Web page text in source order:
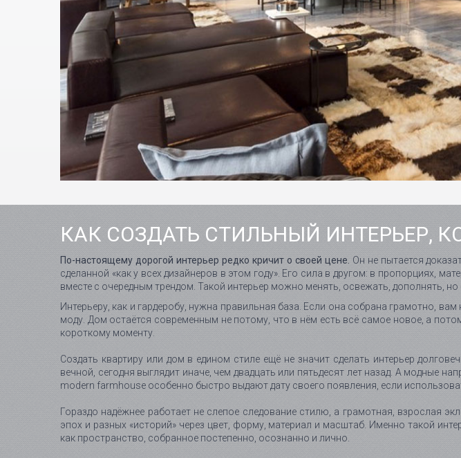
КАК СОЗДАТЬ СТИЛЬНЫЙ ИНТЕРЬЕР,
По-настоящему дорогой интерьер редко кричит о своей цене. Он не пытается
сделанной «как у всех дизайнеров в этом году». Его сила в другом: в пропорциях,
вместе с очередным трендом. Такой интерьер можно менять, освежать, дополнять, но
Интерьеру, как и гардеробу, нужна правильная база. Если она собрана грамотно,
моду. Дом остаётся современным не потому, что в нём есть всё самое новое, а
короткому моменту.
Создать квартиру или дом в едином стиле ещё не значит сделать интерьер
вечной, сегодня выглядит иначе, чем двадцать или пятьдесят лет назад. А модные
modern farmhouse особенно быстро выдают дату своего появления, если
Гораздо надёжнее работает не слепое следование стилю, а грамотная, взрослая
эпох и разных «историй» через цвет, форму, материал и масштаб. Именно такой
как пространство, собранное постепенно, осознанно и лично.